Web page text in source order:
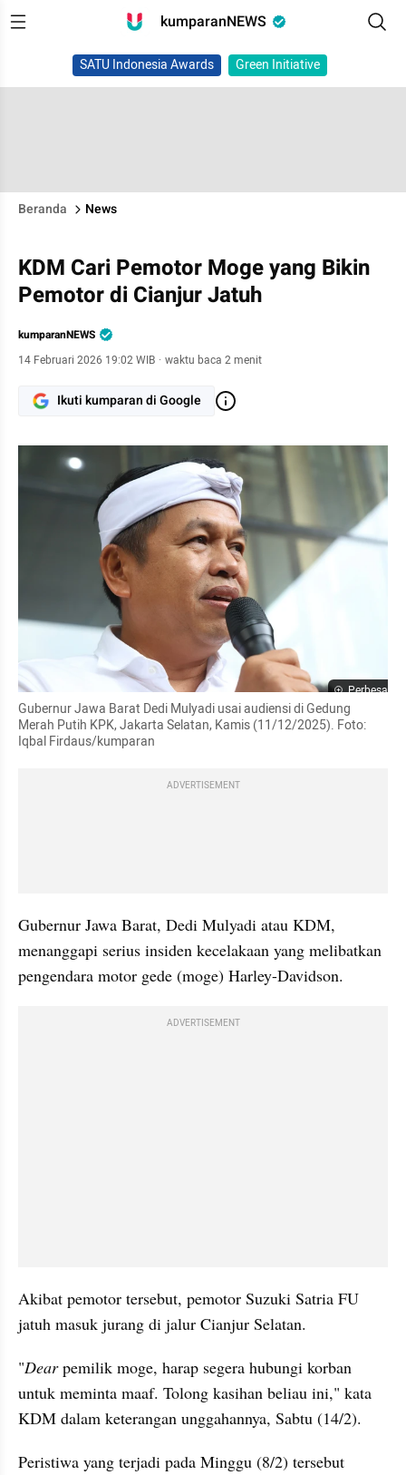
kumparanNEWS
SATU Indonesia Awards Green Initiative
Beranda News
KDM Cari Pemotor Moge yang Bikin
Pemotor di Cianjur Jatuh
kumparanNEWS
14 Februari 2026 19:02 WIB · waktu baca 2 menit
Ikuti kumparan di Google
Perbesar
Gubernur Jawa Barat Dedi Mulyadi usai audiensi di Gedung
Merah Putih KPK, Jakarta Selatan, Kamis (11/12/2025). Foto:
Iqbal Firdaus/kumparan
ADVERTISEMENT
Gubernur Jawa Barat, Dedi Mulyadi atau KDM,
menanggapi serius insiden kecelakaan yang melibatkan
pengendara motor gede (moge) Harley-Davidson.
ADVERTISEMENT
Akibat pemotor tersebut, pemotor Suzuki Satria FU
jatuh masuk jurang di jalur Cianjur Selatan.
"Dear pemilik moge, harap segera hubungi korban
untuk meminta maaf. Tolong kasihan beliau ini," kata
KDM dalam keterangan unggahannya, Sabtu (14/2).
Peristiwa yang terjadi pada Minggu (8/2) tersebut